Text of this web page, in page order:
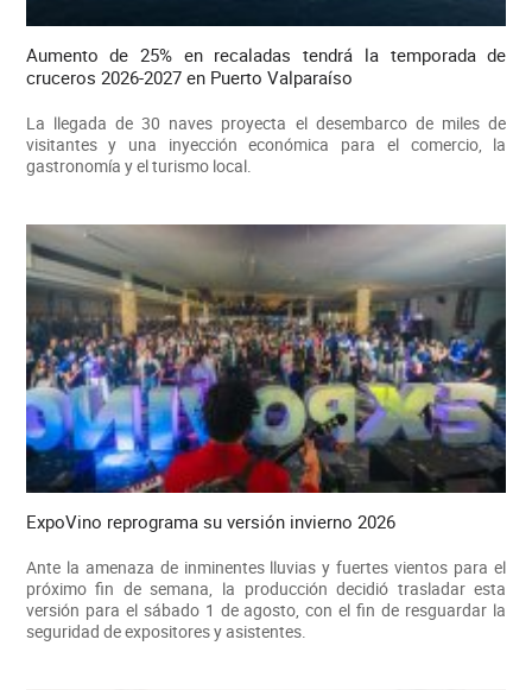
Aumento de 25% en recaladas tendrá la temporada de
cruceros 2026-2027 en Puerto Valparaíso
La llegada de 30 naves proyecta el desembarco de miles de
visitantes y una inyección económica para el comercio, la
gastronomía y el turismo local.
ExpoVino reprograma su versión invierno 2026
Ante la amenaza de inminentes lluvias y fuertes vientos para el
próximo fin de semana, la producción decidió trasladar esta
versión para el sábado 1 de agosto, con el fin de resguardar la
seguridad de expositores y asistentes.